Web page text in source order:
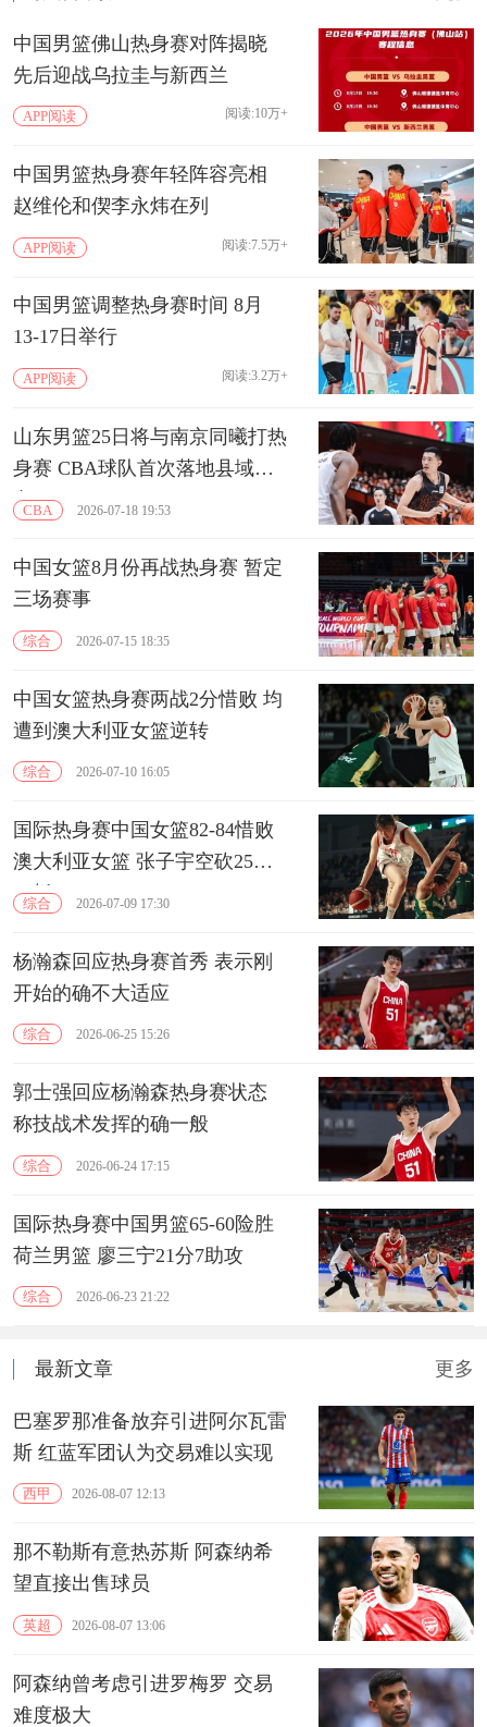
中国男篮佛山热身赛对阵揭晓
先后迎战乌拉圭与新西兰
APP阅读 阅读:10万+
中国男篮热身赛年轻阵容亮相
赵维伦和偰李永炜在列
APP阅读 阅读:7.5万+
中国男篮调整热身赛时间 8月
13-17日举行
APP阅读 阅读:3.2万+
山东男篮25日将与南京同曦打热
身赛 CBA球队首次落地县域城
市CBA 2026-07-18 19:53
中国女篮8月份再战热身赛 暂定
三场赛事
综合 2026-07-15 18:35
中国女篮热身赛两战2分惜败 均
遭到澳大利亚女篮逆转
综合 2026-07-10 16:05
国际热身赛中国女篮82-84惜败
澳大利亚女篮 张子宇空砍25分
11板
综合 2026-07-09 17:30
杨瀚森回应热身赛首秀 表示刚
开始的确不大适应
综合 2026-06-25 15:26
郭士强回应杨瀚森热身赛状态
称技战术发挥的确一般
综合 2026-06-24 17:15
国际热身赛中国男篮65-60险胜
荷兰男篮 廖三宁21分7助攻
综合 2026-06-23 21:22
最新文章 更多
巴塞罗那准备放弃引进阿尔瓦雷
斯 红蓝军团认为交易难以实现
西甲 2026-08-07 12:13
那不勒斯有意热苏斯 阿森纳希
望直接出售球员
英超 2026-08-07 13:06
阿森纳曾考虑引进罗梅罗 交易
难度极大